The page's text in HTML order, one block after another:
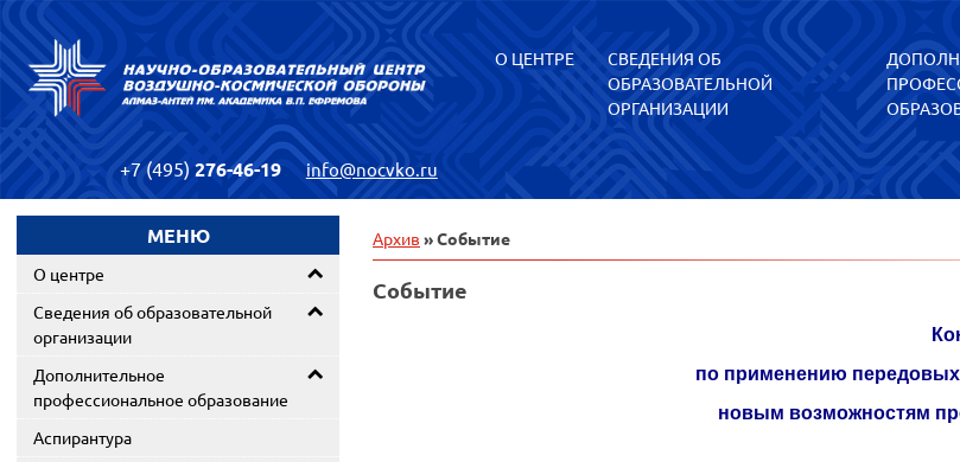
О ЦЕНТРЕ
СВЕДЕНИЯ ОБ
ОБРАЗОВАТЕЛЬНОЙ
ОРГАНИЗАЦИИ
+7 (495) 276-46-19 info@nocvko.ru
МЕНЮ
О центре
Сведения об образовательной
организации
Дополнительное
профессиональное образование
Аспирантура
Архив » Событие
Событие
по применению
новым возможностям